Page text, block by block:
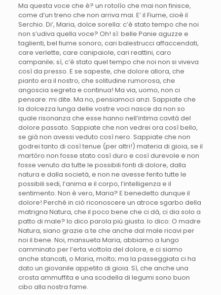
Ma questa voce che è? un rotolìo che mai non finisce,
come d’un treno che non arriva mai. E’ il Fiume, cioè il
Serchio. Di’, Maria, dolce sorella: c’è stato tempo che noi
non s’udiva quella voce? Oh! sì: belle Panie aguzze e
taglienti, bel fiume sonoro, cari balestrucci affaccendati,
care verlette, care canipaiole, cari reattini, caro
campanile; sì, c’è stato quel tempo che noi non si viveva
così da presso. E se sapeste, che dolore allora, che
pianto era il nostro, che solitudine rumorosa, che
angoscia segreta e continua! Ma via, uomo, non ci
pensare: mi dite. Ma no, pensiamoci anzi. Sappiate che
la dolcezza lunga delle vostre voci nasce da non so
quale risonanza che esse hanno nell’intima cavità del
dolore passato. Sappiate che non vedrei ora così bello,
se già non avessi veduto così nero. Sappiate che non
godrei tanto di così tenue (per altri!) materia di gioia, se il
martòro non fosse stato così duro e così durevole e non
fosse venuto da tutte le possibili fonti di dolore, dalla
natura e dalla società, e non ne avesse ferito tutte le
possibili sedi, l’anima e il corpo, l’intelligenza e il
sentimento. Non è vero, Maria? E benedetto dunque il
dolore! Perché in ciò riconoscere un atroce sgarbo della
matrigna Natura, che il poco bene che ci dà, ci dia solo a
patto di male? Io dico parola più giusta. Io dico: O madre
Natura, siano grazie a te che anche dal male ricavi per
noi il bene. Noi, mansueta Maria, abbiamo a lungo
camminato per l’erta viottola del dolore, e ci siamo
anche stancati, o Maria, molto; ma la passeggiata ci ha
dato un giovanile appetito di gioia. Sì, che anche una
crosta ammuffita e una scodella di legumi sono buon
cibo alla nostra fame.